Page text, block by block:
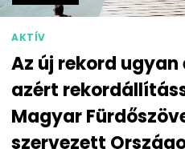
AKTÍV
Az új rekord
azért
Magyar
szervezett